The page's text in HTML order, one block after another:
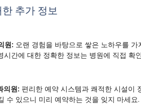
추가 정보
원: 오랜 경험을 바탕으로 쌓은 노하우를
시간에 대한 정확한 정보는 병원에 직접 확
의원: 편리한 예약 시스템과 쾌적한 시설이
수 있으니 미리 예약하는 것을 잊지 마세요.